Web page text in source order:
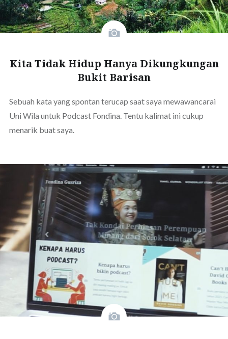
Kita Tidak Hidup Hanya Dikungkungan
Bukit Barisan
Sebuah kata yang spontan terucap saat saya mewawancarai
Uni Wila untuk Podcast Fondina. Tentu kalimat ini cukup
menarik buat saya.